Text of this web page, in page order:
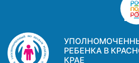
РЕБЕНКА В
КРАЕ